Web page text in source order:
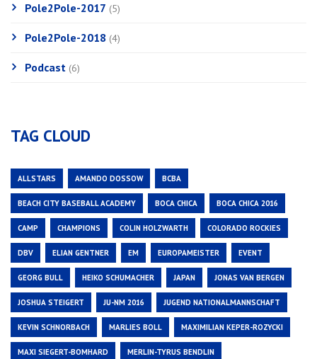
Pole2Pole-2017 (5)
Pole2Pole-2018 (4)
Podcast (6)
TAG CLOUD
ALLSTARS AMANDO DOSSOW BCBA
BEACH CITY BASEBALL ACADEMY BOCA CHICA BOCA CHICA 2016
CAMP CHAMPIONS COLIN HOLZWARTH COLORADO ROCKIES
DBV ELIAN GENTNER EM EUROPAMEISTER EVENT
GEORG BULL HEIKO SCHUMACHER JAPAN JONAS VAN BERGEN
JOSHUA STEIGERT JU-NM 2016 JUGEND NATIONALMANNSCHAFT
KEVIN SCHNORBACH MARLIES BOLL MAXIMILIAN KEPER-ROZYCKI
MAXI SIEGERT-BOMHARD MERLIN-TYRUS BENDLIN